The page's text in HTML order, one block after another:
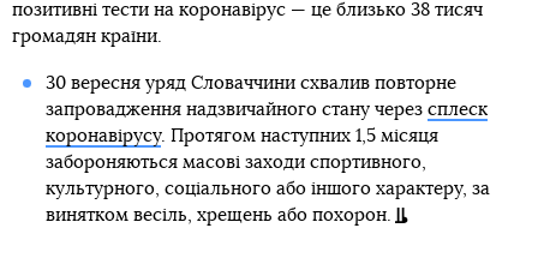
позитивні тести на коронавірус — це близько 38 тисяч
громадян країни.
30 вересня уряд Словаччини схвалив повторне
запровадження надзвичайного стану через сплеск
коронавірусу. Протягом наступних 1,5 місяця
забороняються масові заходи спортивного,
культурного, соціального або іншого характеру, за
винятком весіль, хрещень або похорон.